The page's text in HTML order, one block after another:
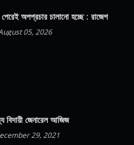
অপপ্রচার চালানো হচ্ছে : রাজেশ
05, 2026
বিদায়ী জেনারেল আজিজ
29, 2021